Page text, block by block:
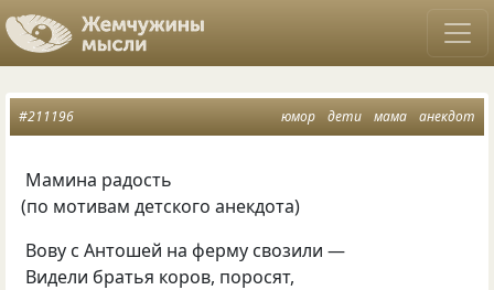
юмор дети мама анекдот
#211196
Мамина радость
(по мотивам детского анекдота)
Вову с Антошей на ферму свозили —
Видели братья коров, поросят,